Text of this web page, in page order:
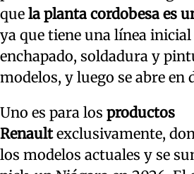
que la planta cordobesa es
ya que tiene una línea
enchapado, soldadura y
modelos, y luego se abre en
Uno es para los productos
Renaultexclusivamente,
los modelos actuales y se